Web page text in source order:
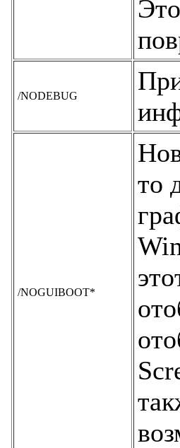
/NODEBUG
/NOGUIBOOT*
то